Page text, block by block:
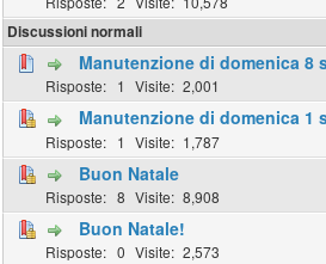
Discussioni normali
Manutenzione di domenica 8
1 2,001
Manutenzione di domenica 1
1 1,787
Buon Natale
8 8,908
Buon Natale!
0 2,573